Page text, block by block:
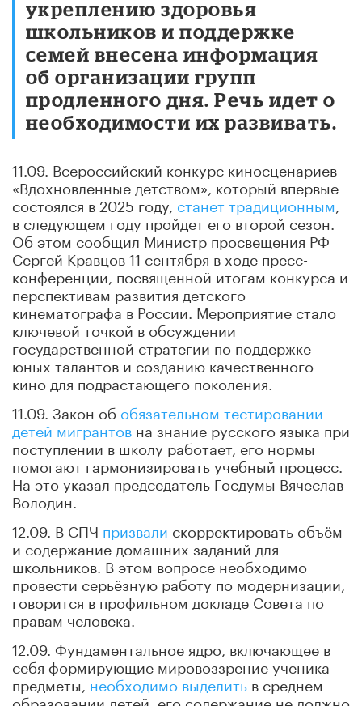
укреплению здоровья
школьников и поддержке
семей внесена информация
об организации групп
продленного дня. Речь идет о
необходимости их развивать.
11.09. Всероссийский конкурс киносценариев
«Вдохновленные детством», который впервые
состоялся в 2025 году, станет традиционным
в следующем году пройдет его второй сезон.
Об этом сообщил Министр просвещения РФ
Сергей Кравцов 11 сентября в ходе пресс-
конференции, посвященной итогам конкурса и
перспективам развития детского
кинематографа в России. Мероприятие стало
ключевой точкой в обсуждении
государственной стратегии по поддержке
юных талантов и созданию качественного
кино для подрастающего поколения.
11.09. Закон об обязательном тестировании
детей мигрантов на знание русского языка при
поступлении в школу работает, его нормы
помогают гармонизировать учебный процесс.
На это указал председатель Госдумы Вячеслав
Володин.
12.09. В СПЧ призвали скорректировать объём
и содержание домашних заданий для
школьников. В этом вопросе необходимо
провести серьёзную работу по модернизации,
говорится в профильном докладе Совета по
правам человека.
12.09. Фундаментальное ядро, включающее в
себя формирующие мировоззрение ученика
предметы, необходимо выделить в среднем
образовании детей, его содержание не должно